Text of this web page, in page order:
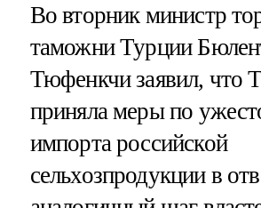
Во вторник министр
таможни Турции
Тюфенкчи заявил, что
приняла меры по
импорта российской
сельхозпродукции в